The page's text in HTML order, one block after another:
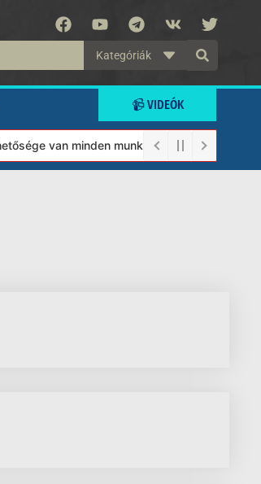
Kategóriák
📹 VIDEÓK
van minden munkánkat segíteni